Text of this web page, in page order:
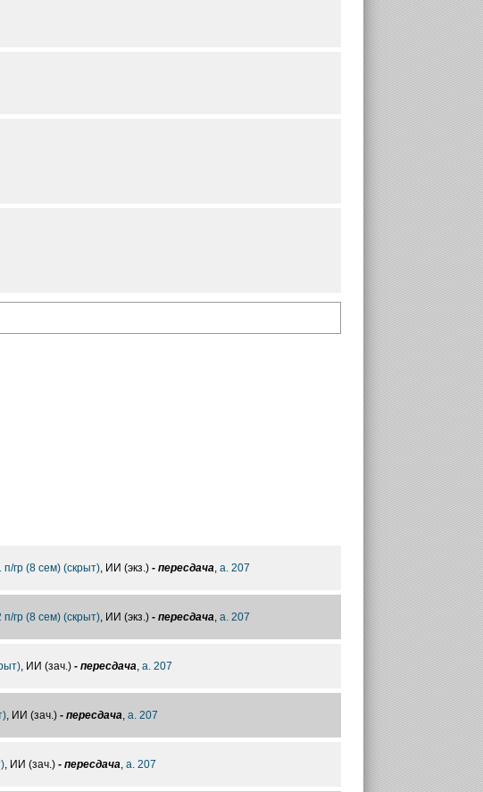
гр (8 сем) (скрыт), ИИ (экз.)- пересдача, а. 207
гр (8 сем) (скрыт), ИИ (экз.)- пересдача, а. 207
, ИИ (зач.) - пересдача, а. 207
, ИИ (зач.) - пересдача, а. 207
, ИИ (зач.) - пересдача, а. 207